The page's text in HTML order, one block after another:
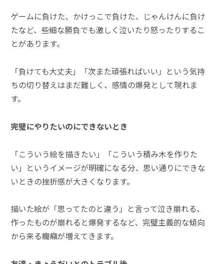
ゲームに負けた、かけっこで負けた、じゃんけんに負け
たなど、些細な勝負でも激しく泣いたり怒ったりするこ
とがあります。
「負けても大丈夫」「次また頑張ればいい」という気持
ちの切り替えはまだ難しく、感情の爆発として現れま
す。
完璧にやりたいのにできないとき
「こういう絵を描きたい」「こういう積み木を作りた
い」というイメージが明確になる分、思い通りにできな
いときの挫折感が大きくなります。
描いた絵が「思ってたのと違う」と言って泣き崩れる、
作ったものが崩れると爆発するなど、完璧主義的な傾向
から来る癇癪が増えてきます。